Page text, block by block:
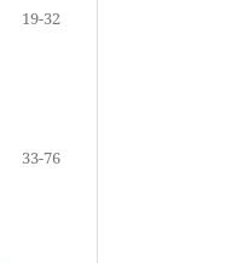
19-32
33-76